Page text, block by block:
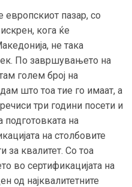
пазар, со
кога ќе
не така
По завршувањето на
голем број на
што тоа тие го имаат, а
три години посети и
на
на столбовите
за квалитет. Со тоа
во сертификацијата на
од најквалитетните